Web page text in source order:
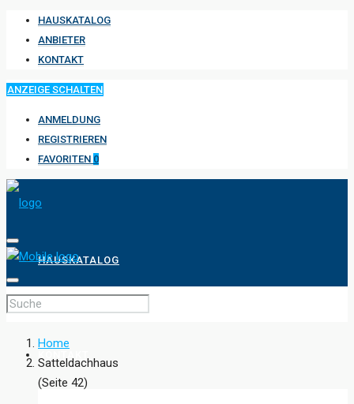
HAUSKATALOG
ANBIETER
KONTAKT
ANZEIGE SCHALTEN
ANMELDUNG
REGISTRIEREN
FAVORITEN 0
HAUSKATALOG
ANBIETER
Home
Satteldachhaus
(Seite 42)